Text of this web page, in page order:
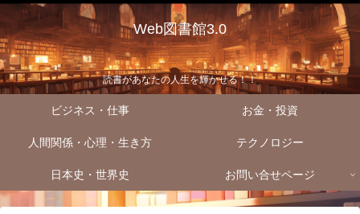
Web図書館3.0
読書があなたの人生を輝かせる！！
ビジネス・仕事 お金・投資
人間関係・心理・生き方 テクノロジー
日本史・世界史 お問い合せページ